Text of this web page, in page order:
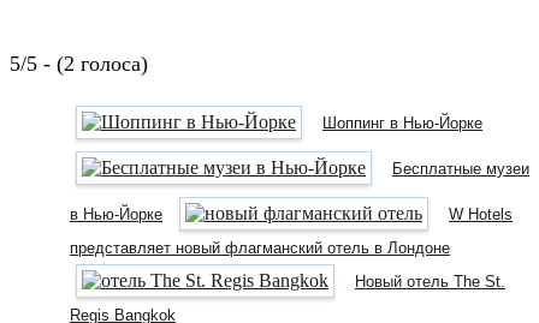
5/5 - (2 голоса)
Шоппинг в Нью-Йорке
Бесплатные музеи
в Нью-Йорке
W Hotels
представляет новый флагманский отель в Лондоне
Новый отель The St.
Regis Bangkok